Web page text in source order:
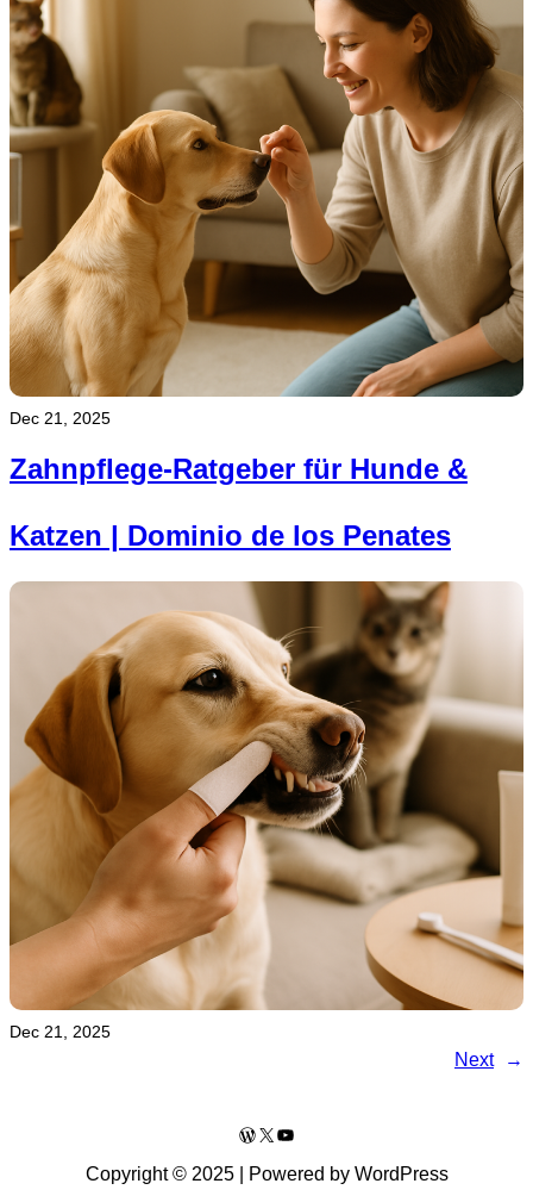
Dec 21, 2025
Zahnpflege-Ratgeber für Hunde &
Katzen | Dominio de los Penates
Dec 21, 2025
Next →
WordPress
X YouTube
Copyright © 2025 | Powered by WordPress